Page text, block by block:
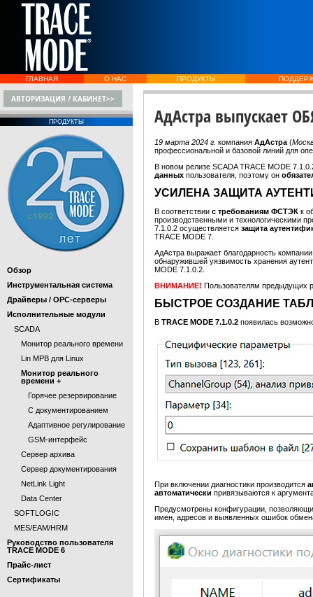
ГЛАВНАЯ О НАС ПРОДУКТЫ
АВТОРИЗАЦИЯ / КАБИНЕТ>>
ПРОДУКТЫ
Обзор
Инструментальная система
Драйверы / OPC-серверы
Исполнительные модули
SCADA
Монитор реального времени
Lin МРВ для Linux
Монитор реального
времени +
Горячее резервирование
С документированием
Адаптивное регулирование
GSM-интерфейс
Сервер архива
Сервер документирования
NetLink Light
Data Center
SOFTLOGIC
MES/EAM/HRM
Руководство пользователя
TRACE MODE 6
Прайс-лист
Cертификаты
АдАстра выпускает
19 марта 2024 г. компания АдАстра (
профессиональной и базовой линий для
В новом релизе SCADA TRACE MODE
данных пользователя, поэтому он
УСИЛЕНА ЗАЩИТА
В соответствии с требованиям ФСТЭК к
производственными и технологическими
7.1.0.2 осуществляется защита
TRACE MODE 7.
АдАстра выражает благодарность
обнаружившей уязвимость хранения
MODE 7.1.0.2.
ВНИМАНИЕ! Пользователям предыдущих
БЫСТРОЕ СОЗДАНИЕ
В TRACE MODE 7.1.0.2 появилась
При включении диагностики производится
автоматически привязываются к
Предусмотрены конфигурации,
имен, адресов и выявленных ошибок